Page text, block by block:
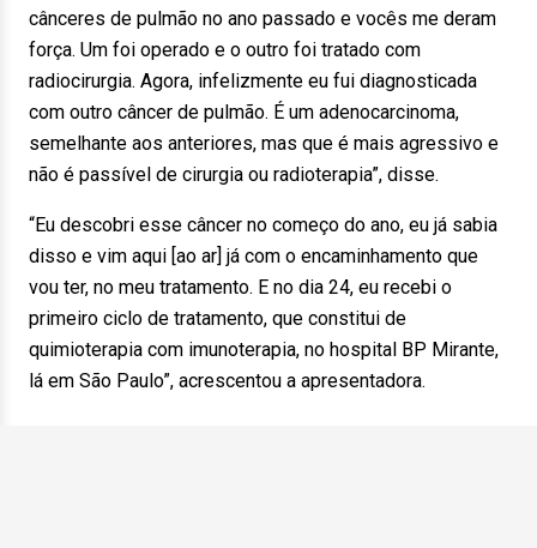
cânceres de pulmão no ano passado e vocês me deram
força. Um foi operado e o outro foi tratado com
radiocirurgia. Agora, infelizmente eu fui diagnosticada
com outro câncer de pulmão. É um adenocarcinoma,
semelhante aos anteriores, mas que é mais agressivo e
não é passível de cirurgia ou radioterapia”, disse.
“Eu descobri esse câncer no começo do ano, eu já sabia
disso e vim aqui [ao ar] já com o encaminhamento que
vou ter, no meu tratamento. E no dia 24, eu recebi o
primeiro ciclo de tratamento, que constitui de
quimioterapia com imunoterapia, no hospital BP Mirante,
lá em São Paulo”, acrescentou a apresentadora.